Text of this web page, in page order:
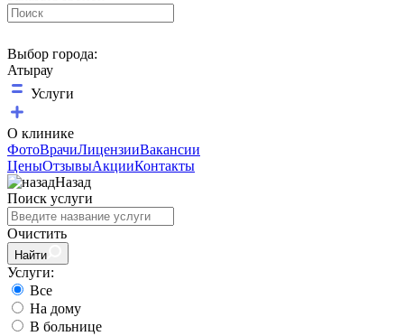
Выбор города:
Атырау
Услуги
О клинике
ФотоВрачиЛицензииВакансии
ЦеныОтзывыАкцииКонтакты
Назад
Поиск услуги
Очистить
Найти
Услуги:
Все
На дому
В больнице